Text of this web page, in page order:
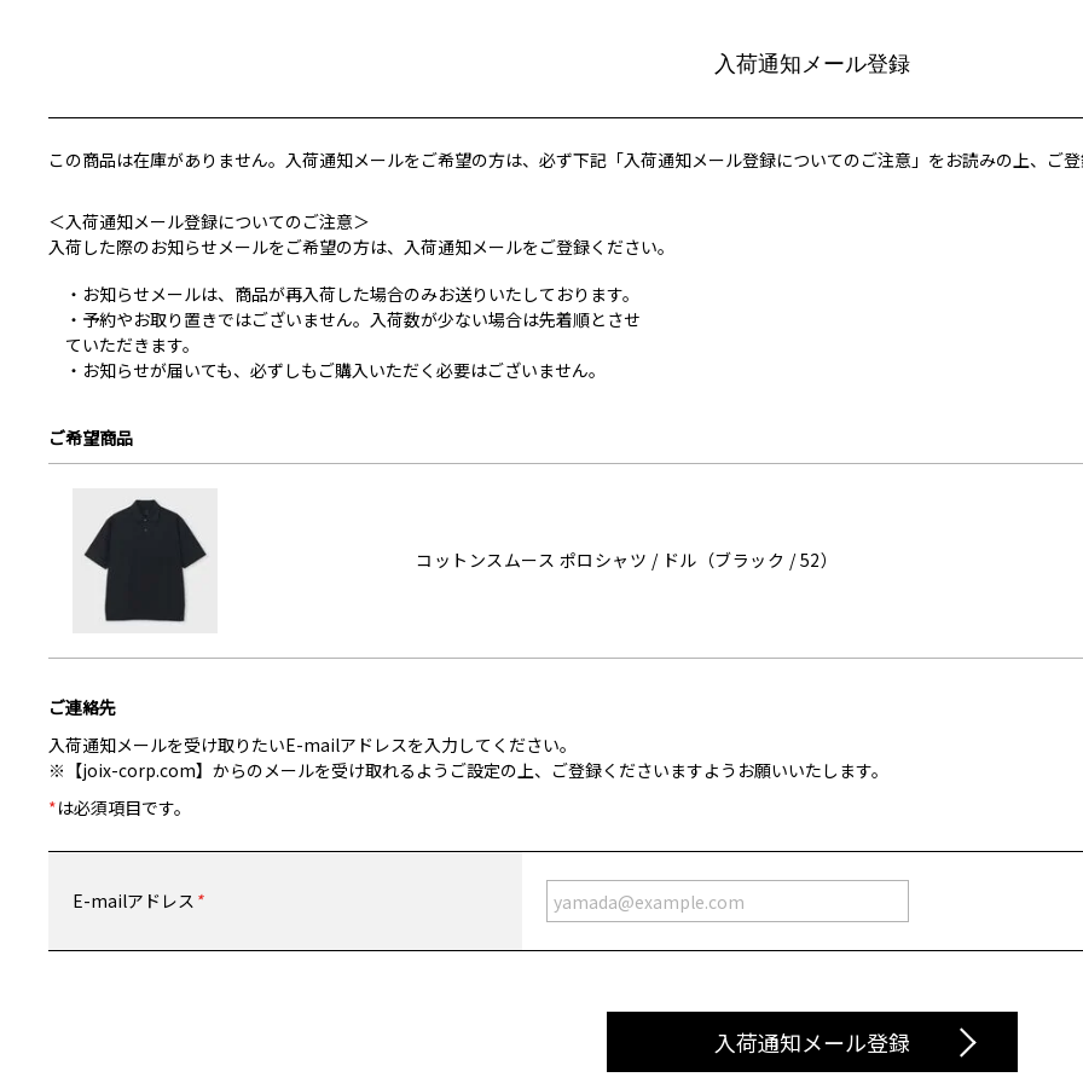
入荷通知メール登録
この商品は在庫がありません。入荷通知メールをご希望の方は、必ず下記「入荷通知メール登録についてのご注意」をお読みの上、ご登
＜入荷通知メール登録についてのご注意＞
入荷した際のお知らせメールをご希望の方は、入荷通知メールをご登録ください。
お知らせメールは、商品が再入荷した場合のみお送りいたしております。
予約やお取り置きではございません。入荷数が少ない場合は先着順とさせ
ていただきます。
お知らせが届いても、必ずしもご購入いただく必要はございません。
ご希望商品
コットンスムース ポロシャツ / ドル（ブラック / 52）
ご連絡先
入荷通知メールを受け取りたいE-mailアドレスを入力してください。
※【joix-corp.com】からのメールを受け取れるようご設定の上、ご登録くださいますようお願いいたします。
*は必須項目です。
E-mailアドレス *
入荷通知メール登録